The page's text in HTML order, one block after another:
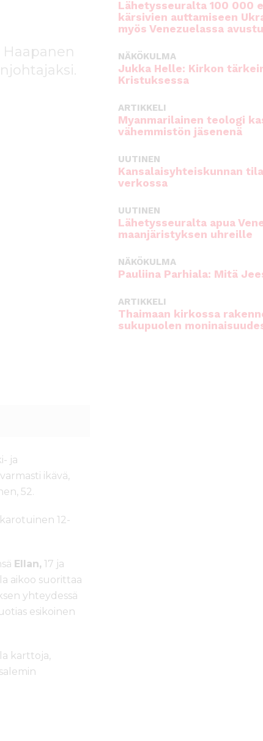
ja
ikävä,
52.
12-
Ellan, 17 ja
aikoo suorittaa
yhteydessä
esikoinen
karttoja,
Lähetysseuralta 100 000
kärsivien auttamiseen
myös Venezuelassa
NÄKÖKULMA
Jukka Helle: Kirkon
Kristuksessa
ARTIKKELI
Myanmarilainen teologi
vähemmistön jäsenenä
UUTINEN
Kansalaisyhteiskunnan
verkossa
UUTINEN
Lähetysseuralta apua
maanjäristyksen uhreille
NÄKÖKULMA
Pauliina Parhiala: Mitä
ARTIKKELI
Thaimaan kirkossa
sukupuolen